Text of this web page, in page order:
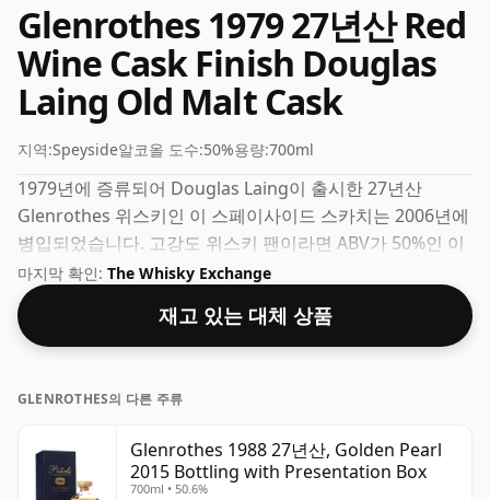
Glenrothes 1979 27년산 Red
Wine Cask Finish Douglas
Laing Old Malt Cask
지역:Speyside알코올 도수:50%용량:700ml
1979년에 증류되어 Douglas Laing이 출시한 27년산
Glenrothes 위스키인 이 스페이사이드 스카치는 2006년에
병입되었습니다. 고강도 위스키 팬이라면 ABV가 50%인 이
병입에 실망하지 않을 것입니다.
마지막 확인: The Whisky Exchange
재고 있는 대체 상품
GLENROTHES의 다른 주류
Glenrothes 1988 27년산, Golden Pearl
2015 Bottling with Presentation Box
700ml • 50.6%